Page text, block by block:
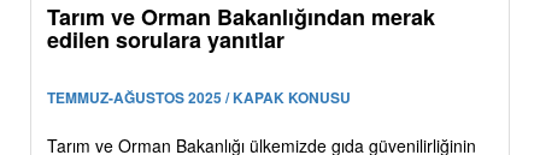
Tarım ve Orman Bakanlığından merak
edilen sorulara yanıtlar
TEMMUZ-AĞUSTOS 2025 / KAPAK KONUSU
Tarım ve Orman Bakanlığı ülkemizde gıda güvenilirliğinin